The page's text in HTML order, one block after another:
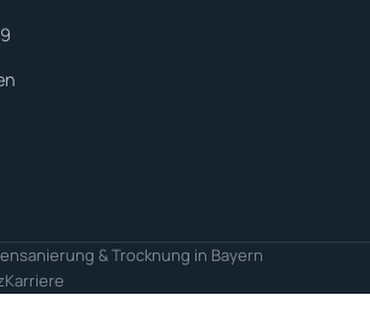
& Trocknung in Bayern
Karriere